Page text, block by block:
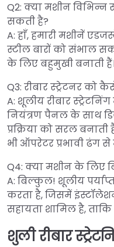
Q2: क्या मशीन
सकती है?
A: हाँ, हमारी मशीनें
स्टील बारों को संभाल
के लिए बहुमुखी बनाती हैं।
Q3: रीबार स्ट्रेटनर को
A: शूलीय रीबार
नियंत्रण पैनल के साथ
प्रक्रिया को सरल बनाती
भी ऑपरेटर प्रभावी ढंग
Q4: क्या मशीन के लिए
A: बिल्कुल! शूलीय
करता है, जिसमें
सहायता शामिल है,
शुली रीबार